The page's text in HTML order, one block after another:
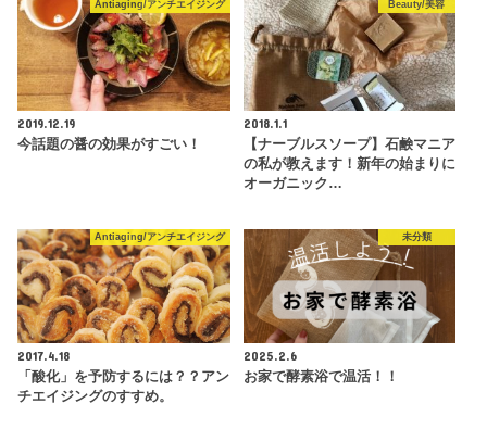
Antiaging/アンチエイジング
2019.12.19
今話題の醤の効果がすごい！
Beauty/美容
2018.1.1
【ナーブルスソープ】石鹸マニア
の私が教えます！新年の始まりに
オーガニック…
Antiaging/アンチエイジング
2017.4.18
「酸化」を予防するには？？アン
チエイジングのすすめ。
未分類
2025.2.6
お家で酵素浴で温活！！